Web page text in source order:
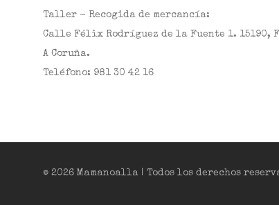
Taller - Recogida de mercancía:
Calle Félix Rodríguez de la Fuente 1. 15190,
A Coruña.
Teléfono: 981 30 42 16
© 2026 Mamanoalla | Todos los derechos